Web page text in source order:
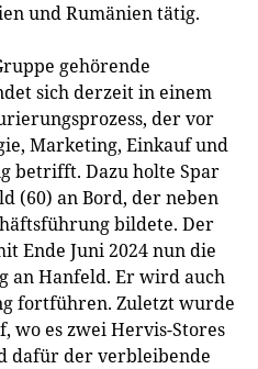
und Rumänien tätig.
gehörende
sich derzeit in einem
der vor
Marketing, Einkauf und
betrifft. Dazu holte Spar
(60) an Bord, der neben
bildete. Der
Ende Juni 2024 nun die
an Hanfeld. Er wird auch
fortführen. Zuletzt wurde
wo es zwei Hervis-Stores
dafür der verbleibende